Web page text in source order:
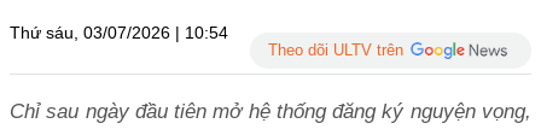
Thứ sáu, 03/07/2026 | 10:54
Theo dõi ULTV trên
Chỉ sau ngày đầu tiên mở hệ thống đăng ký nguyện vọng,